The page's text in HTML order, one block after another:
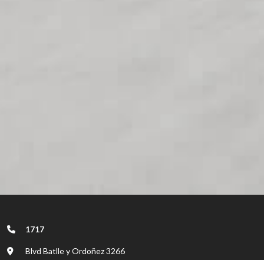
1717
Blvd Batlle y Ordoñez 3266